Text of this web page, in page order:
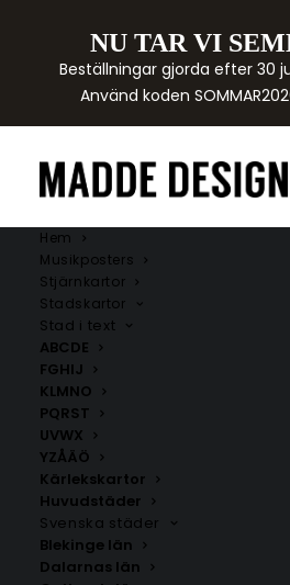
NU TAR VI
Beställningar gjorda efter 30
Använd koden
Hem
Musikposters
Stjärnkartor
Stadskartor
Stad i text
ABCDE
FGHIJ
KLMNO
PQRST
UVWX
YZÅÄÖ
Kärlekskartor
Huvudstäder
Svenska städer
Blekinge län
Dalarnas län